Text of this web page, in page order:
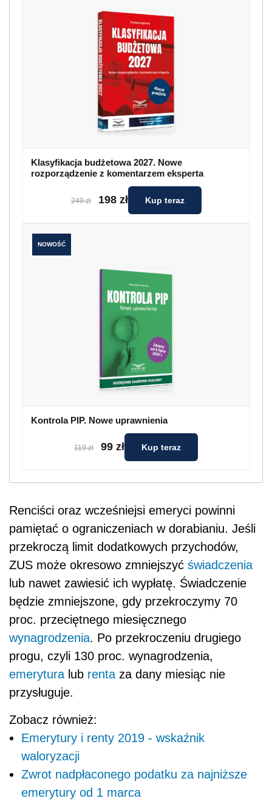
Klasyfikacja budżetowa 2027. Nowe
rozporządzenie z komentarzem eksperta
249 zł 198 zł Kup teraz
NOWOŚĆ
Kontrola PIP. Nowe uprawnienia
119 zł 99 zł Kup teraz
Renciści oraz wcześniejsi emeryci powinni
pamiętać o ograniczeniach w dorabianiu. Jeśli
przekroczą limit dodatkowych przychodów,
ZUS może okresowo zmniejszyć świadczenia
lub nawet zawiesić ich wypłatę. Świadczenie
będzie zmniejszone, gdy przekroczymy 70
proc. przeciętnego miesięcznego
wynagrodzenia. Po przekroczeniu drugiego
progu, czyli 130 proc. wynagrodzenia,
emerytura lub renta za dany miesiąc nie
przysługuje.
Zobacz również:
Emerytury i renty 2019 - wskaźnik
waloryzacji
Zwrot nadpłaconego podatku za najniższe
emerytury od 1 marca